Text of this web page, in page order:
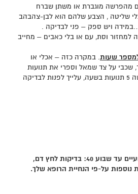
מהפרשה מוגברת או משתן שברח
שליטה , הצבע שלהם הוא לבן-צהבהב
ויש ספק – פני לבדיקה .
וסת, עם או בלי כאבים – מחייב
שעות . במקרה כזה – אכלי או
שכבי על צד שמאל וספרי את תנועות
העובר: אם את לא מרגישה 5 תנועות בשעה, עלייך לפנות לבדיקה
מעקב אחות מומלץ כל שבועיים עד שבוע 40: בדיקות לחץ דם,
נוספות על-פי הנחיית הרופא שלך.